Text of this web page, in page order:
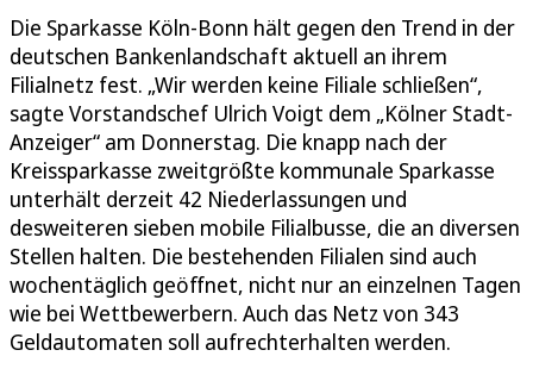
Die Sparkasse Köln-Bonn hält gegen den Trend in der
deutschen Bankenlandschaft aktuell an ihrem
Filialnetz fest. „Wir werden keine Filiale schließen“,
sagte Vorstandschef Ulrich Voigt dem „Kölner Stadt-
Anzeiger“ am Donnerstag. Die knapp nach der
Kreissparkasse zweitgrößte kommunale Sparkasse
unterhält derzeit 42 Niederlassungen und
desweiteren sieben mobile Filialbusse, die an diversen
Stellen halten. Die bestehenden Filialen sind auch
wochentäglich geöffnet, nicht nur an einzelnen Tagen
wie bei Wettbewerbern. Auch das Netz von 343
Geldautomaten soll aufrechterhalten werden.